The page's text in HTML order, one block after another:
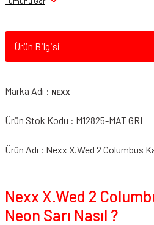
Ürün Bilgisi
Marka Adı : NEXX
Ürün Stok Kodu : M12825-MAT GRI
Ürün Adı : Nexx X.Wed 2 Columbus
Nexx X.Wed 2
Neon Sarı Nasıl ?